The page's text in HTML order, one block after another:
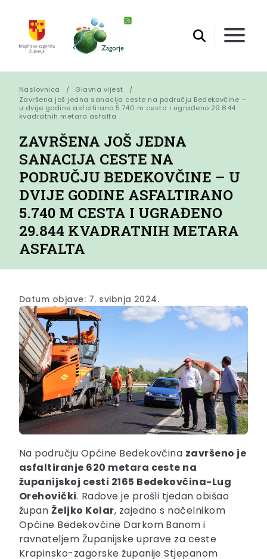
Naslovnica
Glavna vijest
Završena još jedna sanacija ceste na području Bedekovčine –
u dvije godine asfaltirano 5.740 m cesta i ugrađeno 29.844
kvadratnih metara asfalta
ZAVRŠENA JOŠ JEDNA
SANACIJA CESTE NA
PODRUČJU BEDEKOVČINE – U
DVIJE GODINE ASFALTIRANO
5.740 M CESTA I UGRAĐENO
29.844 KVADRATNIH METARA
ASFALTA
Datum objave: 7. svibnja 2024.
Na području Općine Bedekovčina završeno je
asfaltiranje 620 metara ceste na
županijskoj cesti 2165 Bedekovčina-Lug
Orehovički. Radove je prošli tjedan obišao
župan Željko Kolar, zajedno s načelnikom
Općine Bedekovčine Darkom Banom i
ravnateljem Županijske uprave za ceste
Krapinsko-zagorske županije Stjepanom